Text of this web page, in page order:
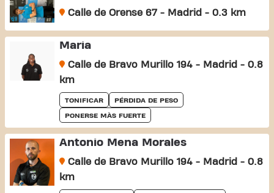
Calle de Orense 67 - Madrid - 0.3 km
Maria
Calle de Bravo Murillo 194 - Madrid - 0.8
km
TONIFICAR PÉRDIDA DE PESO
PONERSE MÀS FUERTE
Antonio Mena Morales
Calle de Bravo Murillo 194 - Madrid - 0.8
km